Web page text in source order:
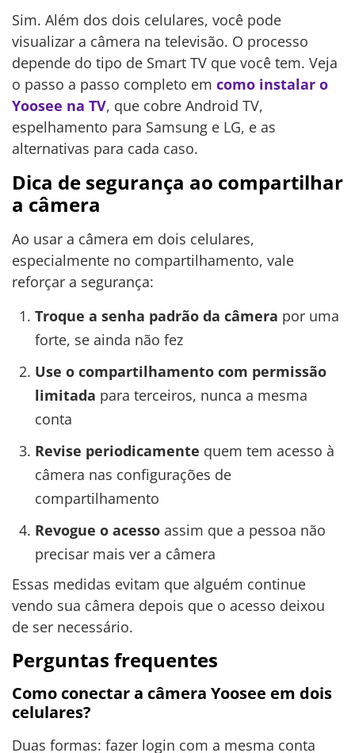
Sim. Além dos dois celulares, você pode
visualizar a câmera na televisão. O processo
depende do tipo de Smart TV que você tem. Veja
o passo a passo completo em como instalar o
Yoosee na TV, que cobre Android TV,
espelhamento para Samsung e LG, e as
alternativas para cada caso.
Dica de segurança ao compartilhar
a câmera
Ao usar a câmera em dois celulares,
especialmente no compartilhamento, vale
reforçar a segurança:
Troque a senha padrão da câmera por uma
forte, se ainda não fez
Use o compartilhamento com permissão
limitada para terceiros, nunca a mesma
conta
Revise periodicamente quem tem acesso à
câmera nas configurações de
compartilhamento
Revogue o acessoassim que a pessoa não
precisar mais ver a câmera
Essas medidas evitam que alguém continue
vendo sua câmera depois que o acesso deixou
de ser necessário.
Perguntas frequentes
Como conectar a câmera Yoosee em dois
celulares?
Duas formas: fazer login com a mesma conta